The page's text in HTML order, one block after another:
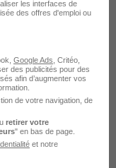
les interfaces de
des offres d'emploi ou
Google Ads , Critéo,
des publicités pour des
afin d’augmenter vos
de votre navigation, de
retirer votre
" en bas de page.
et notre